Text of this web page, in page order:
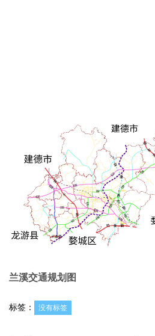
兰溪交通规划图
标签： 没有标签